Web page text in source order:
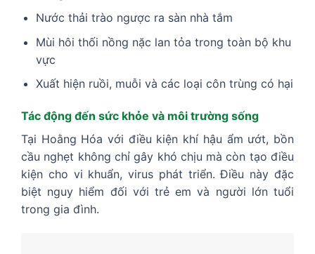
Nước thải trào ngược ra sàn nhà tắm
Mùi hôi thối nồng nặc lan tỏa trong toàn bộ khu
vực
Xuất hiện ruồi, muỗi và các loại côn trùng có hại
Tác động đến sức khỏe và môi trường sống
Tại Hoằng Hóa với điều kiện khí hậu ẩm ướt, bồn
cầu nghẹt không chỉ gây khó chịu mà còn tạo điều
kiện cho vi khuẩn, virus phát triển. Điều này đặc
biệt nguy hiểm đối với trẻ em và người lớn tuổi
trong gia đình.